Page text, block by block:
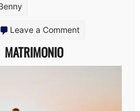
Leave a Commenton
ENEMIGO